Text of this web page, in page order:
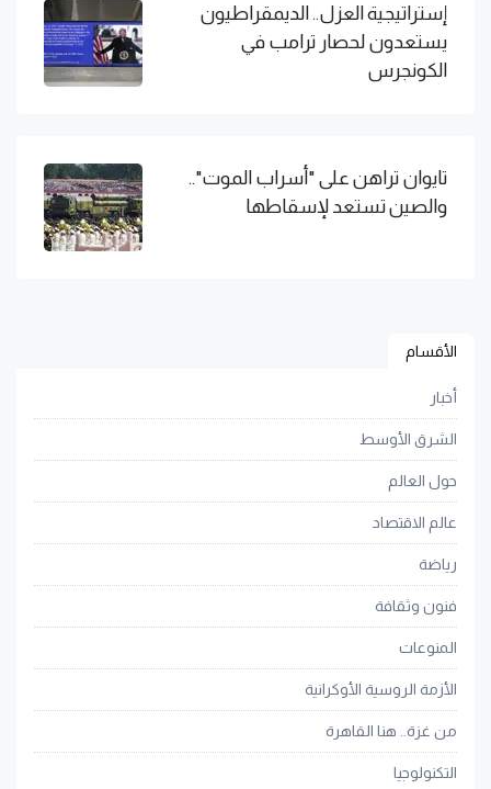
إستراتيجية العزل.. الديمقراطيون
يستعدون لحصار ترامب في
الكونجرس
تايوان تراهن على "أسراب الموت"..
والصين تستعد لإسقاطها
الأقسام
أخبار
الشرق الأوسط
حول العالم
عالم الاقتصاد
رياضة
فنون وثقافة
المنوعات
الأزمة الروسية الأوكرانية
من غزة.. هنا القاهرة
التكنولوجيا